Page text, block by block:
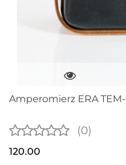
Amperomierz ERA
(0)
120.00